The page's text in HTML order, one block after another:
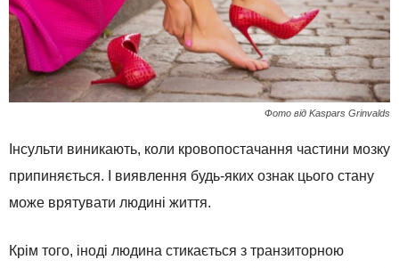
Фото від Kaspars Grinvalds
Інсульти виникають, коли кровопостачання частини мозку
припиняється. І виявлення будь-яких ознак цього стану
може врятувати людині життя.
Крім того, іноді людина стикається з транзиторною